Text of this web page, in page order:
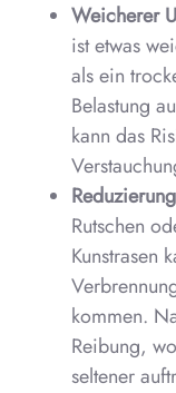
Weicherer
ist etwas
als ein
Belastung
kann das
Rutschen
Kunstrasen
kommen.
Reibung,
seltener